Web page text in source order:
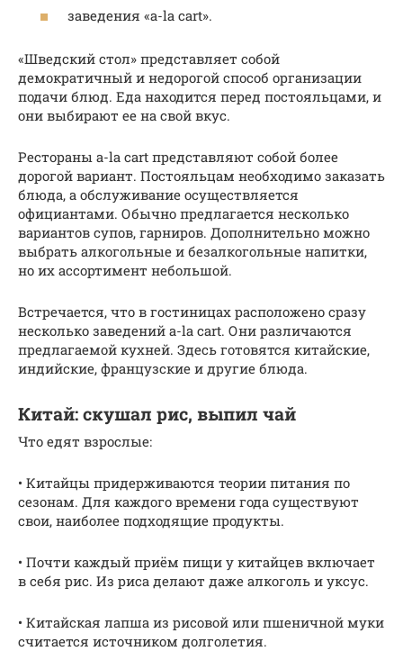
заведения «a-la cart».
«Шведский стол» представляет собой
демократичный и недорогой способ организации
подачи блюд. Еда находится перед постояльцами, и
они выбирают ее на свой вкус.
Рестораны a-la cart представляют собой более
дорогой вариант. Постояльцам необходимо заказать
блюда, а обслуживание осуществляется
официантами. Обычно предлагается несколько
вариантов супов, гарниров. Дополнительно можно
выбрать алкогольные и безалкогольные напитки,
но их ассортимент небольшой.
Встречается, что в гостиницах расположено сразу
несколько заведений a-la cart. Они различаются
предлагаемой кухней. Здесь готовятся китайские,
индийские, французские и другие блюда.
Китай: скушал рис, выпил чай
Что едят взрослые:
• Китайцы придерживаются теории питания по
сезонам. Для каждого времени года существуют
свои, наиболее подходящие продукты.
• Почти каждый приём пищи у китайцев включает
в себя рис. Из риса делают даже алкоголь и уксус.
• Китайская лапша из рисовой или пшеничной муки
считается источником долголетия.